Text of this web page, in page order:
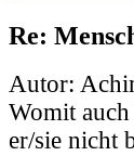
Re:
Autor:
Womit
er/sie nicht